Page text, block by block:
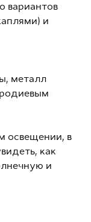
вариантов
и
металл
освещении, в
как
и